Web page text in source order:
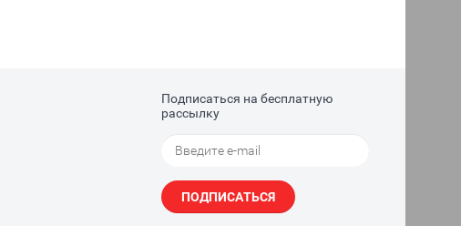
Подписаться на бесплатную
рассылку
ПОДПИСАТЬСЯ